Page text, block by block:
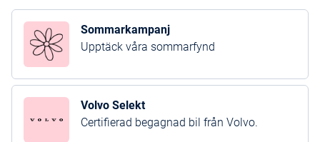
Sommarkampanj
Upptäck våra sommarfynd
Volvo Selekt
Certifierad begagnad bil från Volvo.